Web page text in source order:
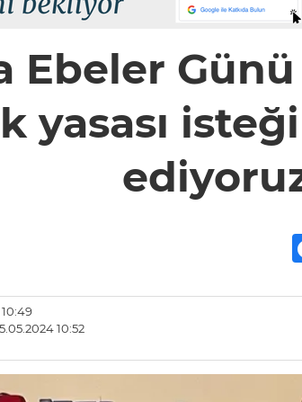
Ebeler Günü
yasası
10:52